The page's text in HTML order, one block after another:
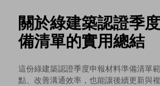
關於綠建築認證季
備清單的實用總結
這份綠建築認證季度申報材料準備清單
點、改善溝通效率，也能讓後續更新與複